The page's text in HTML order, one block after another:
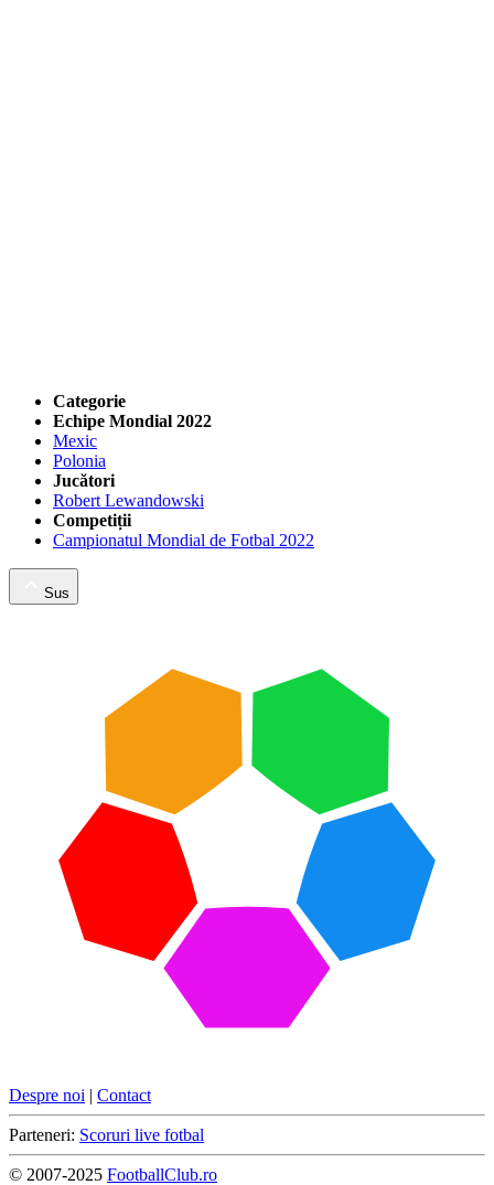
Categorie
Echipe Mondial 2022
Mexic
Polonia
Jucători
Robert Lewandowski
Competiții
Campionatul Mondial de Fotbal 2022
Sus
Despre noi | Contact
Parteneri: Scoruri live fotbal
© 2007-2025 FootballClub.ro